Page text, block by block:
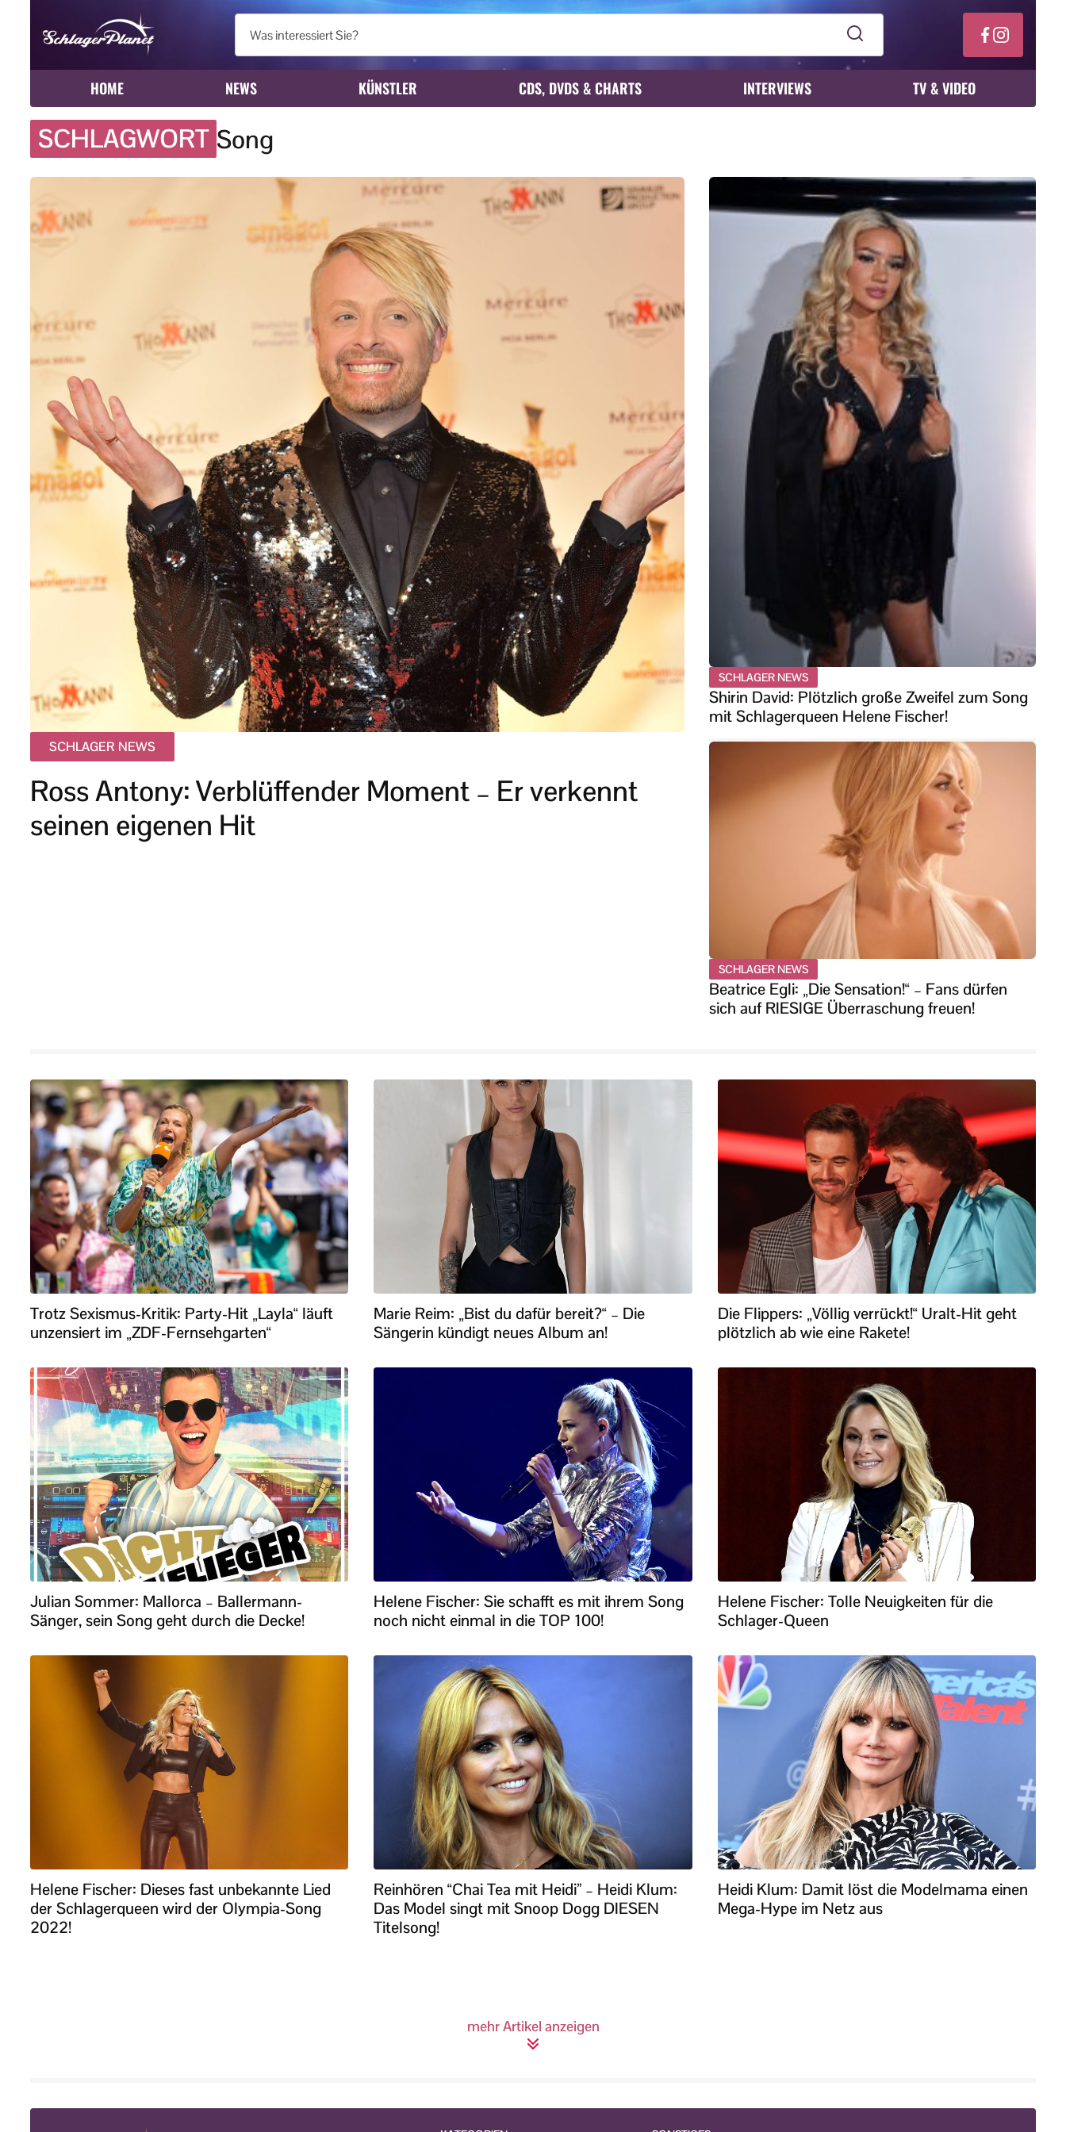
HOME NEWS KÜNSTLER CDS, DVDS & CHARTS INTERVIEWS TV & VIDEO
SCHLAGWORT Song
SCHLAGER NEWS
Ross Antony: Verblüffender Moment – Er verkennt
seinen eigenen Hit
SCHLAGER NEWS
Shirin David: Plötzlich große Zweifel zum Song
mit Schlagerqueen Helene Fischer!
SCHLAGER NEWS
Beatrice Egli: „Die Sensation!“ – Fans dürfen
sich auf RIESIGE Überraschung freuen!
Trotz Sexismus-Kritik: Party-Hit „Layla“ läuft
unzensiert im „ZDF-Fernsehgarten“
Marie Reim: „Bist du dafür bereit?“ – Die
Sängerin kündigt neues Album an!
Die Flippers: „Völlig verrückt!“ Uralt-Hit geht
plötzlich ab wie eine Rakete!
Julian Sommer: Mallorca – Ballermann-
Sänger, sein Song geht durch die Decke!
Helene Fischer: Sie schafft es mit ihrem Song
noch nicht einmal in die TOP 100!
Helene Fischer: Tolle Neuigkeiten für die
Schlager-Queen
Helene Fischer: Dieses fast unbekannte Lied
der Schlagerqueen wird der Olympia-Song
2022!
Reinhören “Chai Tea mit Heidi” – Heidi Klum:
Das Model singt mit Snoop Dogg DIESEN
Titelsong!
Heidi Klum: Damit löst die Modelmama einen
Mega-Hype im Netz aus
mehr Artikel anzeigen